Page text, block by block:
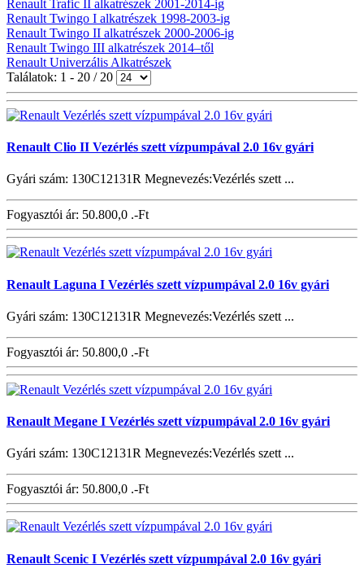
Renault Trafic II alkatrészek 2001-2014-ig
Renault Twingo I alkatrészek 1998-2003-ig
Renault Twingo II alkatrészek 2000-2006-ig
Renault Twingo III alkatrészek 2014–től
Renault Univerzális Alkatrészek
Találatok: 1 - 20 / 20
Renault Clio II Vezérlés szett vízpumpával 2.0 16v gyári
Gyári szám: 130C12131R Megnevezés:Vezérlés szett ...
Fogyasztói ár: 50.800,0 .-Ft
Renault Laguna I Vezérlés szett vízpumpával 2.0 16v gyári
Gyári szám: 130C12131R Megnevezés:Vezérlés szett ...
Fogyasztói ár: 50.800,0 .-Ft
Renault Megane I Vezérlés szett vízpumpával 2.0 16v gyári
Gyári szám: 130C12131R Megnevezés:Vezérlés szett ...
Fogyasztói ár: 50.800,0 .-Ft
Renault Scenic I Vezérlés szett vízpumpával 2.0 16v gyári